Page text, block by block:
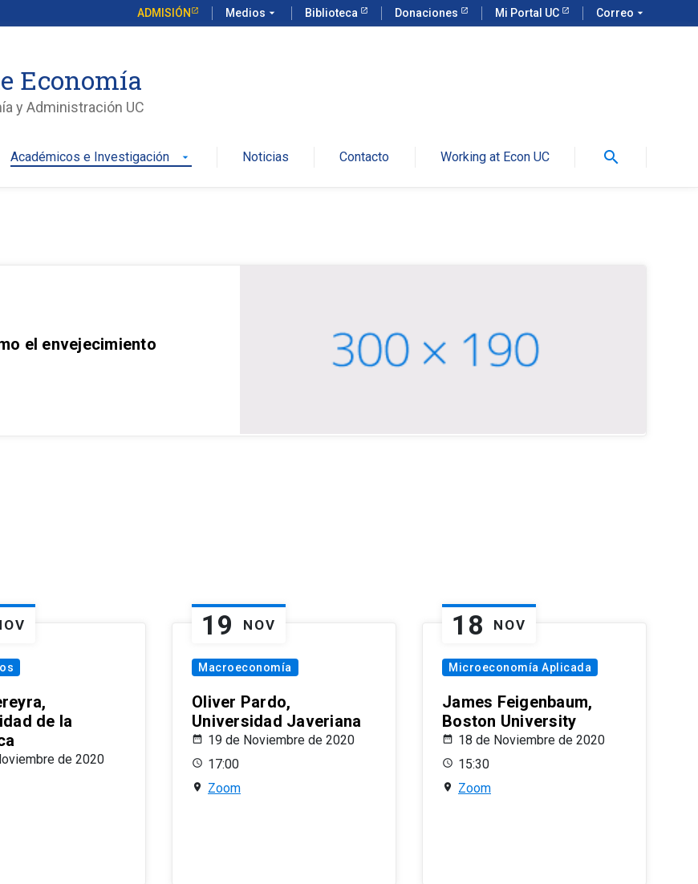
ADMISIÓN Medios arrow_drop_down Biblioteca Donaciones Mi Portal UC Correo arrow_drop_down
Economía
y Administración UC
Académicos e Investigación arrow_drop_down Noticias Contacto Working at Econ UC search
el envejecimiento
de la
de 2020
19 NOV
Macroeconomía
Oliver Pardo,
Universidad Javeriana
19 de Noviembre de 2020
17:00
Zoom
18 NOV
Microeconomía Aplicada
James Feigenbaum,
Boston University
18 de Noviembre de 2020
15:30
Zoom